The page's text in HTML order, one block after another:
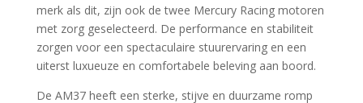
merk als dit, zijn ook de twee Mercury Racing motoren
met zorg geselecteerd. De performance en stabiliteit
zorgen voor een spectaculaire stuurervaring en een
uiterst luxueuze en comfortabele beleving aan boord.
De AM37 heeft een sterke, stijve en duurzame romp